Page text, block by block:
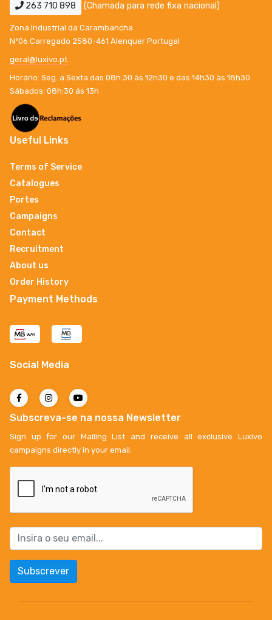
263 710 898 (Chamada para rede fixa nacional)
Zona Industrial da Carambancha
Nº06 Carregado 2580-461 Alenquer Portugal
geral@luxivo.pt
Horário: Seg. a Sexta das 08h:30 às 12h30 e das 14h30 às 18h30.
Sábados: 08h:30 ás 13h
Useful Links
Terms of Service
Catalogues
Portes
Campaigns
Contact
Recruitment
About us
Order History
Payment Methods
Social Media
Subscreva-se na nossa Newsletter
Sign up for our Mailing List and receive all exclusive Luxivo
campaigns directly in your email.
Subscrever